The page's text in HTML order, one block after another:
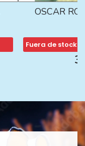
OSCAR
Fuera de stock